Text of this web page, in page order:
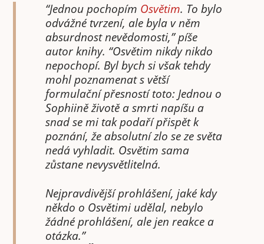
“Jednou pochopím Osvětim. To bylo
odvážné tvrzení, ale byla v něm
absurdnost nevědomosti,” píše
autor knihy. “Osvětim nikdy nikdo
nepochopí. Byl bych si však tehdy
mohl poznamenat s větší
formulační přesností toto: Jednou o
Sophiině životě a smrti napíšu a
snad se mi tak podaří přispět k
poznání, že absolutní zlo se ze světa
nedá vyhladit. Osvětim sama
zůstane nevysvětlitelná.
Nejpravdivější prohlášení, jaké kdy
někdo o Osvětimi udělal, nebylo
žádné prohlášení, ale jen reakce a
otázka.”